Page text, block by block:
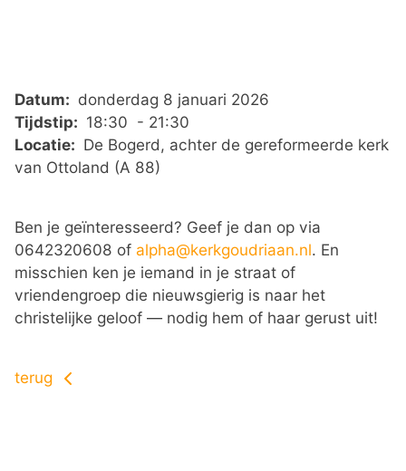
Datum: donderdag 8 januari 2026
Tijdstip: 18:30 - 21:30
Locatie: De Bogerd, achter de gereformeerde kerk
van Ottoland (A 88)
Ben je geïnteresseerd? Geef je dan op via
0642320608 of alpha@kerkgoudriaan.nl. En
misschien ken je iemand in je straat of
vriendengroep die nieuwsgierig is naar het
christelijke geloof — nodig hem of haar gerust uit!
terug